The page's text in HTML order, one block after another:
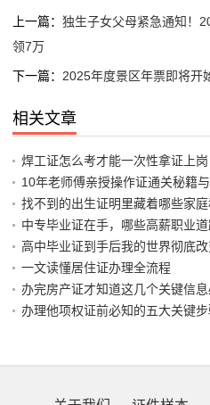
上一篇： 独生子女父母紧急通知！
领7万
下一篇： 2025年度景区年票即将开
相关文章
焊工证怎么考才能一次性拿证上岗
10年老师傅亲授操作证通关秘籍
找不到的出生证明里藏着哪些家庭
中专毕业证在手，哪些高薪职业道
高中毕业证到手后我的世界彻底
一文读懂居住证办理全流程
办完房产证才知道这几个关键信
办理他项权证前必知的五大关键